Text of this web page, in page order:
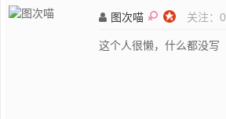
图次喵 关注： 0
这个人很懒，什么都没写